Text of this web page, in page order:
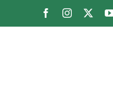
FacebookInstagram